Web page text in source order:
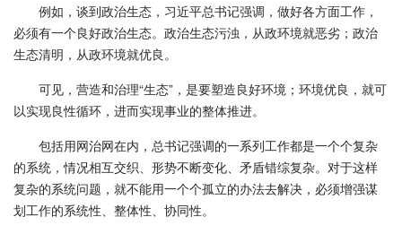
例如，谈到政治生态，习近平总书记强调，做好各方面工作，
必须有一个良好政治生态。政治生态污浊，从政环境就恶劣；政治
生态清明，从政环境就优良。
可见，营造和治理“生态”，是要塑造良好环境；环境优良，就可
以实现良性循环，进而实现事业的整体推进。
包括用网治网在内，总书记强调的一系列工作都是一个个复杂
的系统，情况相互交织、形势不断变化、矛盾错综复杂。对于这样
复杂的系统问题，就不能用一个个孤立的办法去解决，必须增强谋
划工作的系统性、整体性、协同性。